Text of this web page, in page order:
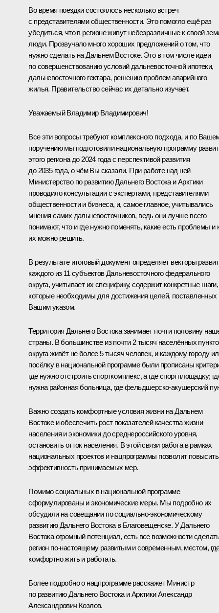
Во время поездки состоялось несколько встреч
с представителями общественности. Это помогло ещё раз
убедиться, что в регионе живут небезразличные к своей
люди. Прозвучало много хороших предложений о том, что
нужно сделать на Дальнем Востоке. Это в том числе идеи
по совершенствованию условий дальневосточной ипотеки,
дальневосточного гектара, решению проблем аварийного
жилья. Правительство сейчас их детально изучает.
Уважаемый Владимир Владимирович!
Все эти вопросы требуют комплексного подхода, и по
поручению мы подготовили национальную программу
этого региона до 2024 года с перспективой развития
до 2035 года, о чём Вы сказали. При работе над ней
Министерство по развитию Дальнего Востока и Арктики
проводило консультации с экспертами, представителями
общественности и бизнеса, и, самое главное, учитывались
мнения самих дальневосточников, ведь они лучше всего
понимают, что и где нужно поменять, какие есть проблемы и
их можно решить.
В результате итоговый документ определяет векторы
каждого из 11 субъектов Дальневосточного федерального
округа, учитывает их специфику, содержит конкретные шаги,
которые необходимы для достижения целей, поставленных
Вашим указом.
Территория Дальнего Востока занимает почти половину
страны. В большинстве из почти 2 тысяч населённых
округа живёт не более 5 тысяч человек, и каждому городу
посёлку в национальной программе были прописаны
где нужно отстроить спорткомплекс, а где спортплощадку;
нужна районная больница, где фельдшерско-акушерский
Важно создать комфортные условия жизни на Дальнем
Востоке и обеспечить рост показателей качества жизни
населения и экономики до среднероссийского уровня,
остановить отток населения. В этой связи работа в рамках
национальных проектов и нацпрограммы позволит повысить
эффективность принимаемых мер.
Помимо социальных в национальной программе
сформулированы и экономические меры. Мы подробно их
обсудили на совещании по социально-экономическому
развитию Дальнего Востока в Благовещенске. У Дальнего
Востока огромный потенциал, есть все возможности
регион по-настоящему развитым и современным, местом,
комфортно жить и работать.
Более подробно о нацпрограмме расскажет Министр
по развитию Дальнего Востока и Арктики Александр
Александрович Козлов.